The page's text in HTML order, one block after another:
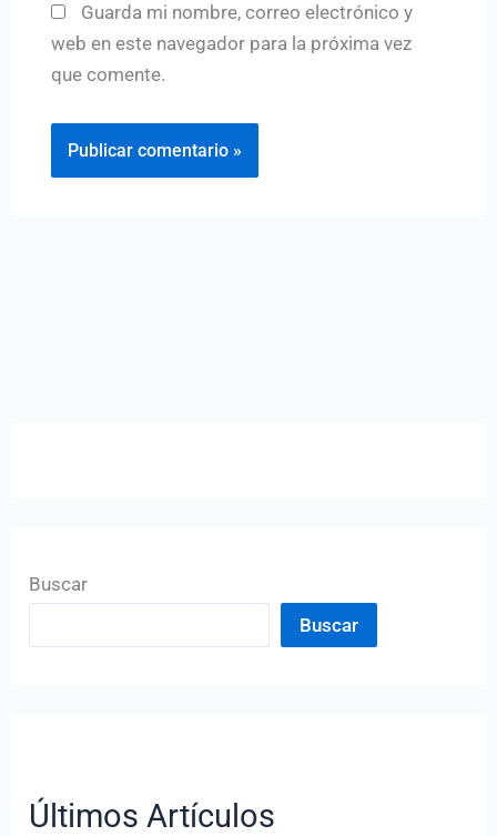
Guarda mi nombre, correo electrónico y
web en este navegador para la próxima vez
que comente.
Buscar
Buscar
Últimos Artículos